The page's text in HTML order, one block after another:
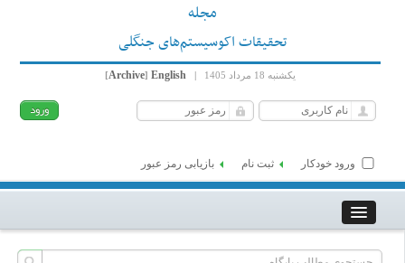
مجله
تحقیقات اکوسیستم‌های جنگلی
یکشنبه 18 مرداد 1405 |
English
[Archive]
ورود خودکار ثبت نام بازیابی رمز عبور